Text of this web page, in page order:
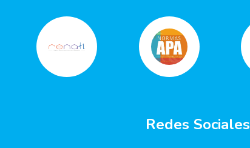
Redes Sociales